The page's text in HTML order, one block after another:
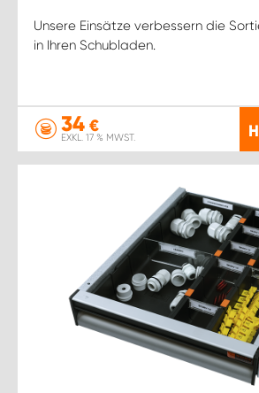
Unsere Einsätze verbessern die
in Ihren Schubladen.
34 €
EXKL. 17 % MWST.